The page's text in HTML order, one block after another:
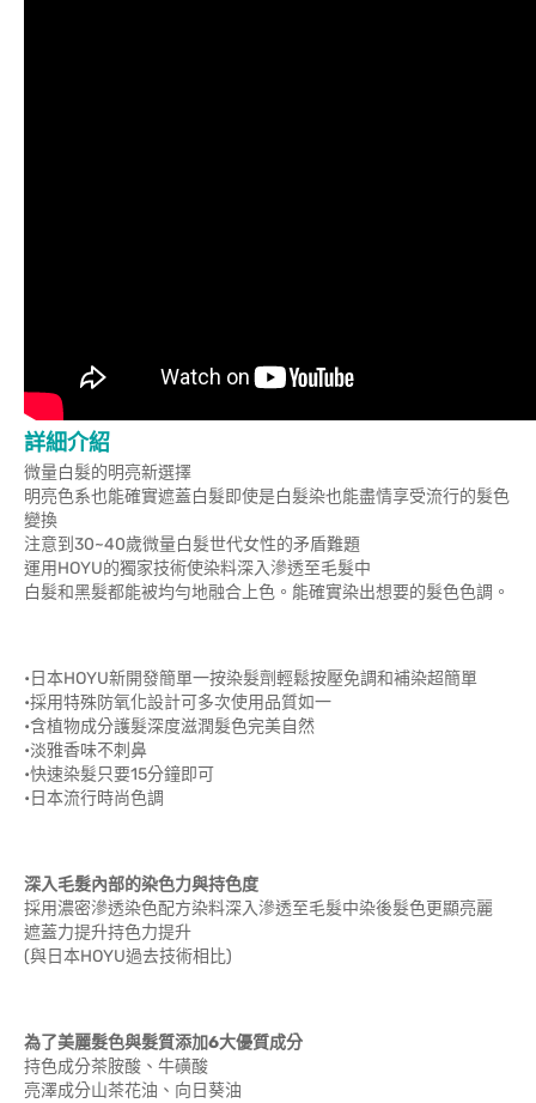
詳細介紹
微量白髮的明亮新選擇
明亮色系也能確實遮蓋白髮即使是白髮染也能盡情享受流行的髮色
變換
注意到30~40歲微量白髮世代女性的矛盾難題
運用HOYU的獨家技術使染料深入滲透至毛髮中
白髮和黑髮都能被均勻地融合上色。能確實染出想要的髮色色調。
•日本HOYU新開發簡單一按染髮劑輕鬆按壓免調和補染超簡單
•採用特殊防氧化設計可多次使用品質如一
•含植物成分護髮深度滋潤髮色完美自然
•淡雅香味不刺鼻
•快速染髮只要15分鐘即可
•日本流行時尚色調
深入毛髮內部的染色力與持色度
採用濃密滲透染色配方染料深入滲透至毛髮中染後髮色更顯亮麗
遮蓋力提升持色力提升
(與日本HOYU過去技術相比)
為了美麗髮色與髮質添加6大優質成分
持色成分茶胺酸、牛磺酸
亮澤成分山茶花油、向日葵油